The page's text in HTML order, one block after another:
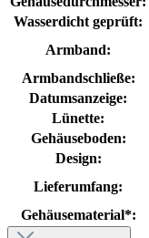
Wasserdicht geprüft:
Armband:
Armbandschließe:
Datumsanzeige:
Lünette:
Gehäuseboden:
Design:
Lieferumfang:
Gehäusematerial*: